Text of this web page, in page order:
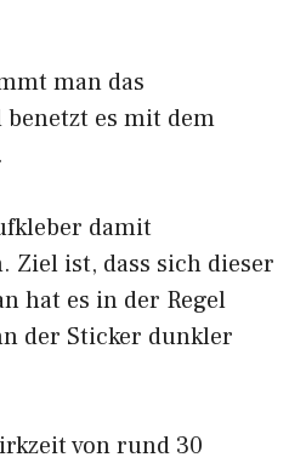
man das
es mit dem
damit
Ziel ist, dass sich dieser
hat es in der Regel
der Sticker dunkler
von rund 30